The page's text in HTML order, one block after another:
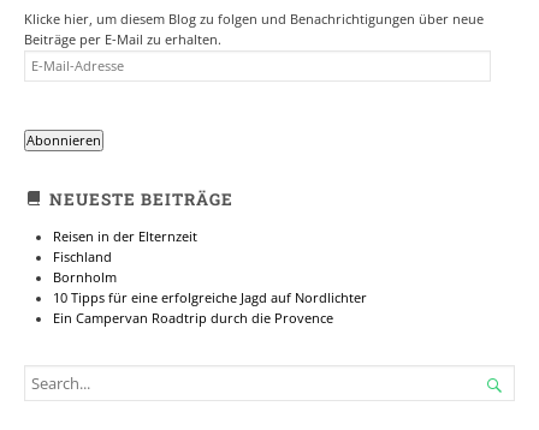
Klicke hier, um diesem Blog zu folgen und Benachrichtigungen über neue
Beiträge per E-Mail zu erhalten.
E-
MAIL-
Abonnieren
NEUESTE BEITRÄGE
Reisen in der Elternzeit
Fischland
Bornholm
10 Tipps für eine erfolgreiche Jagd auf Nordlichter
Ein Campervan Roadtrip durch die Provence
SEARCH
FOR...
